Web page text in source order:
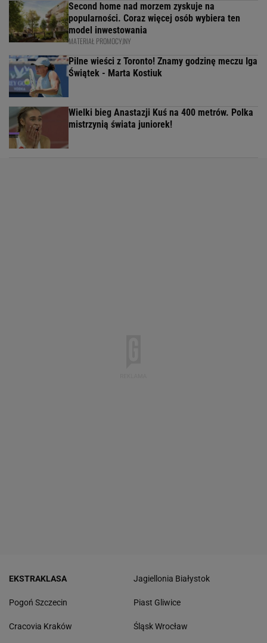
Second home nad morzem zyskuje na
popularności. Coraz więcej osób wybiera ten
model inwestowania
MATERIAŁ PROMOCYJNY
Pilne wieści z Toronto! Znamy godzinę meczu Iga
Świątek - Marta Kostiuk
Wielki bieg Anastazji Kuś na 400 metrów. Polka
mistrzynią świata juniorek!
EKSTRAKLASA
Pogoń Szczecin
Cracovia Kraków
Jagiellonia Białystok
Piast Gliwice
Śląsk Wrocław